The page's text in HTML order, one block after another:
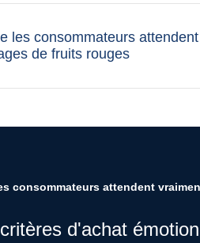
les consommateurs attendent
de fruits rouges
consommateurs attendent
d'achat